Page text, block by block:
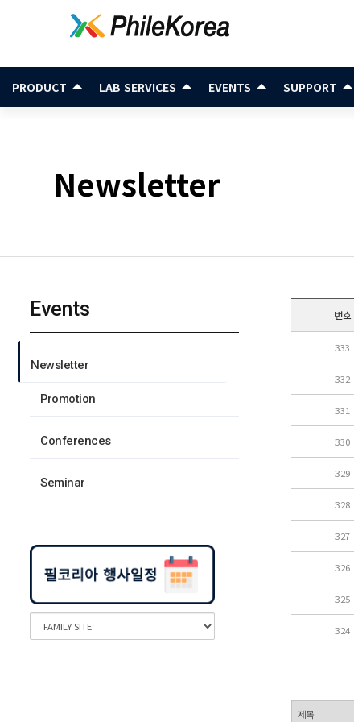
PRODUCT LAB SERVICES EVENTS SUPPORT
Newsletter
Events
Newsletter
Promotion
Conferences
Seminar
번호
333
332
331
330
329
328
327
326
325
324